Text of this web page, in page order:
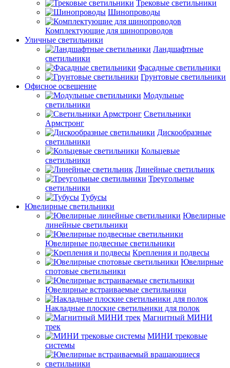
Трековые светильники
Шинопроводы
Комплектующие для шинопроводов
Уличные светильники
Ландшафтные
светильники
Фасадные светильники
Грунтовые светильники
Офисное освещение
Модульные
светильники
Светильники
Армстронг
Дискообразные
светильники
Кольцевые
светильники
Линейные светильник
Треугольные
светильники
Тубусы
Ювелирные светильники
Ювелирные
линейные светильники
Ювелирные подвесные светильники
Крепления и подвесы
Ювелирные
спотовые светильники
Ювелирные встраиваемые светильники
Накладные плоские светильники для полок
Магнитный МИНИ
трек
МИНИ трековые
системы